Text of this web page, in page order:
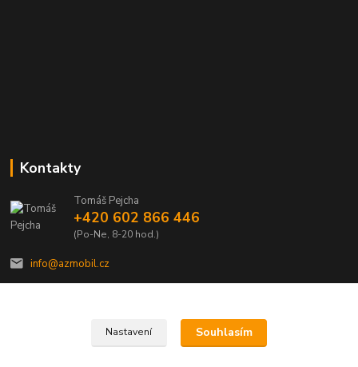
Kontakty
Tomáš Pejcha
+420 602 866 446
(Po-Ne, 8-20 hod.)
info@azmobil.cz
Nastavení Souhlasím